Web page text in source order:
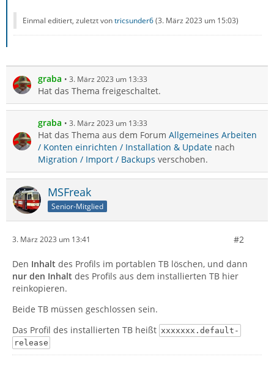
Einmal editiert, zuletzt vontricsunder6(3. März 2023 um 15:03)
graba 3. März 2023 um 13:33
Hat das Thema freigeschaltet.
graba 3. März 2023 um 13:33
Hat das Thema aus dem Forum Allgemeines Arbeiten
/ Konten einrichten / Installation & Update nach
Migration / Import / Backups verschoben.
MSFreak
Senior-Mitglied
3. März 2023 um 13:41 #2
Den Inhalt des Profils im portablen TB löschen, und dann
nur den Inhalt des Profils aus dem installierten TB hier
reinkopieren.
Beide TB müssen geschlossen sein.
Das Profil des installierten TB heißt xxxxxxx.default-
release